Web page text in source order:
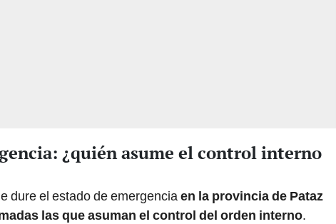
¿quién asume el control interno
dure el estado de emergenciaen la provincia de Pataz
las que asuman el control del orden interno.